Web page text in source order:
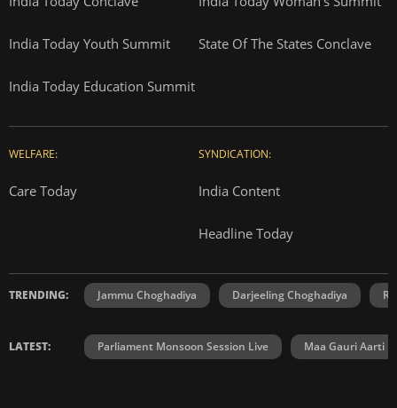
India Today Youth Summit State Of The States Conclave
India Today Education Summit
WELFARE:
Care Today
SYNDICATION:
India Content
Headline Today
TRENDING: Jammu Choghadiya Darjeeling Choghadiya
LATEST: Parliament Monsoon Session Live Maa Gauri Aarti